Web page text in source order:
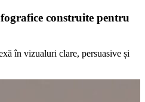
construite pentru
în vizualuri clare, persuasive și